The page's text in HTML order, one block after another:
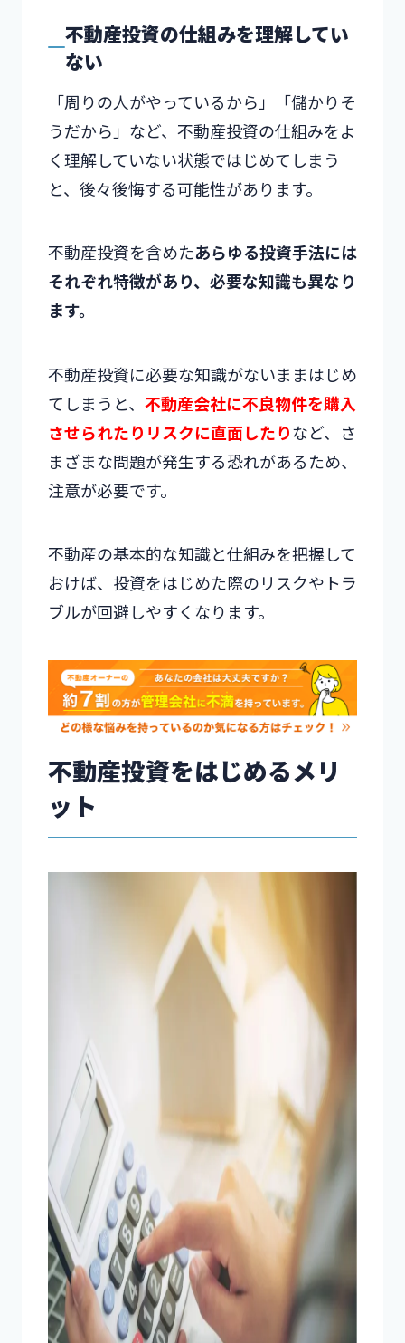
不動産投資の仕組みを理解してい
ない
「周りの人がやっているから」「儲かりそ
うだから」など、不動産投資の仕組みをよ
く理解していない状態ではじめてしまう
と、後々後悔する可能性があります。
不動産投資を含めたあらゆる投資手法には
それぞれ特徴があり、必要な知識も異なり
ます。
不動産投資に必要な知識がないままはじめ
てしまうと、 不動産会社に不良物件を購入
させられたりリスクに直面したりなど、さ
まざまな問題が発生する恐れがあるため、
注意が必要です。
不動産の基本的な知識と仕組みを把握して
おけば、投資をはじめた際のリスクやトラ
ブルが回避しやすくなります。
不動産投資をはじめるメリ
ット